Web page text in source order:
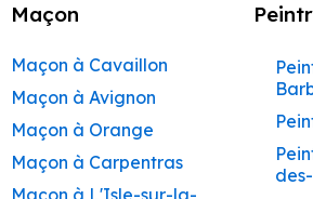
Maçon
Maçon à Cavaillon
Maçon à Avignon
Maçon à Orange
Maçon à Carpentras
Maçon à L'Isle-sur-la-